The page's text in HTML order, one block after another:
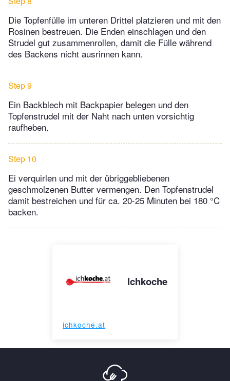
Die Topfenfülle im unteren Drittel platzieren und mit den
Rosinen bestreuen. Die Enden einschlagen und den
Strudel gut zusammenrollen, damit die Fülle während
des Backens nicht ausrinnen kann.
Step 9
Ein Backblech mit Backpapier belegen und den
Topfenstrudel mit der Naht nach unten vorsichtig
raufheben.
Step 10
Ei verquirlen und mit der übriggebliebenen
geschmolzenen Butter vermengen. Den Topfenstrudel
damit bestreichen und für ca. 20-25 Minuten bei 180 °C
backen.
Ichkoche
ichkoche.at